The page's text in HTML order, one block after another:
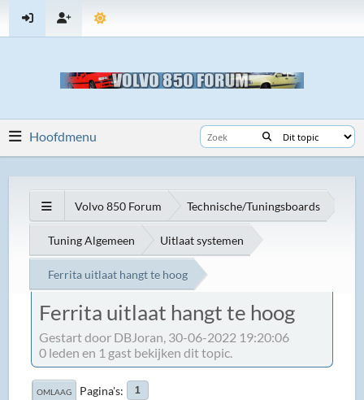
Hoofdmenu
Volvo 850 Forum Technische/Tuningsboards
Tuning Algemeen Uitlaat systemen
Ferrita uitlaat hangt te hoog
Ferrita uitlaat hangt te hoog
Gestart door DBJoran, 30-06-2022 19:20:06
0 leden en 1 gast bekijken dit topic.
OMLAAG Pagina's 1